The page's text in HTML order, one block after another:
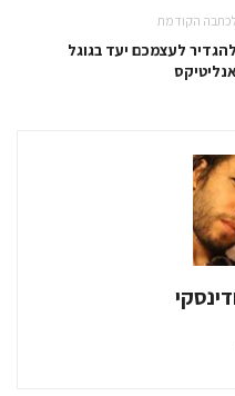
הקודמת
להגדיר לעצמכם יעד בגוגל
אנליטיקס